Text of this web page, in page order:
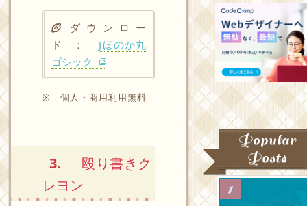
ダウンロー
ド ：
Jほのか丸
ゴシック
※ 個人・商用利用無料
3.
殴り書きク
レヨン
Popular
Posts